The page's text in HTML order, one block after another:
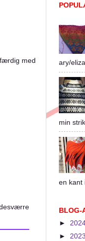
med
ary/
min
en kant
BLOG-
►
► 2023